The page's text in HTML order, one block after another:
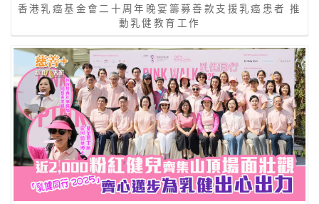
香港乳癌基金會二十周年晚宴籌募善款支援乳癌患者 推
動乳健教育工作